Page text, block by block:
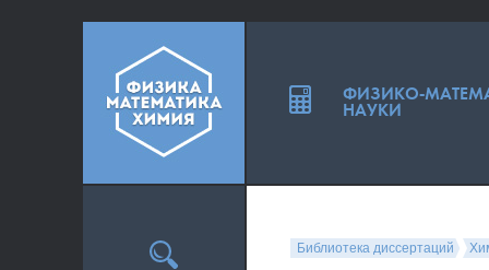
Библиотека диссертаций
ФИЗИКО-
НАУКИ